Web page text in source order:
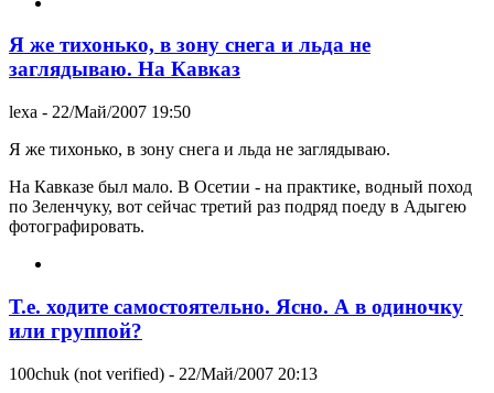
Я же тихонько, в зону снега и льда не
заглядываю. На Кавказ
lexa - 22/Май/2007 19:50
Я же тихонько, в зону снега и льда не заглядываю.
На Кавказе был мало. В Осетии - на практике, водный поход
по Зеленчуку, вот сейчас третий раз подряд поеду в Адыгею
фотографировать.
Т.е. ходите самостоятельно. Ясно. А в одиночку
или группой?
100chuk (not verified) - 22/Май/2007 20:13